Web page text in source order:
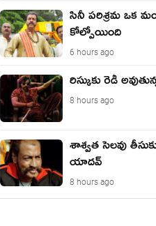
సినీ పరిశ్రమ ఒక
కోల్పోయింది
6 hours ago
రిస్కుకు రెడీ
8 hours ago
శాశ్వత సెలవు
యాదవ్
8 hours ago